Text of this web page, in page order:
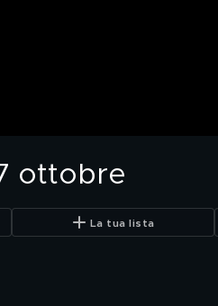
ottobre
La tua lista